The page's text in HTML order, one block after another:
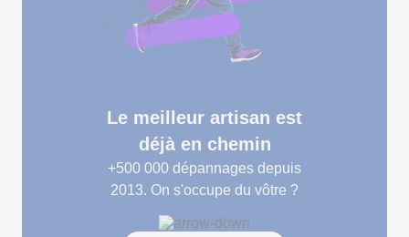
Le meilleur artisan est
déjà en chemin
+500 000 dépannages depuis
2013. On s'occupe du vôtre ?